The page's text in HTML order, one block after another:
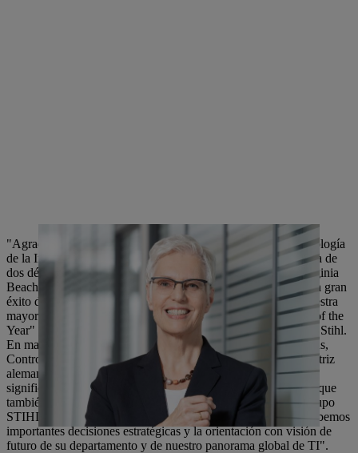
"Agradecemos a nuestro anterior director de Finanzas y Tecnología
de la Información su excelente trabajo en STIHL durante cerca de
dos décadas. Nuestra filial estadounidense STIHL Inc. en Virginia
Beach pudo contratar al Sr. Angler en 2002, donde trabajó con gran
éxito durante 10 años como vicepresidente de Finanzas en nuestra
mayor filial extranjera. De hecho, en 2011 fue elegido "CFO of the
Year" por la revista Virginia Business Magazine, afirma el Dr. Stihl.
En mayo de 2012, Karl Angler adquirió la división de Finanzas,
Controlling, Sistemas de Información y Servicio en la casa matriz
alemana. "Con su trabajo, el Sr. Angler no solo ha contribuido
significativamente a nuestro buen desarrollo empresarial, sino que
también ha contribuido a la sólida estructura financiera del Grupo
STIHL. Como miembro del Consejo de Administración, le debemos
importantes decisiones estratégicas y la orientación con visión de
futuro de su departamento y de nuestro panorama global de TI".